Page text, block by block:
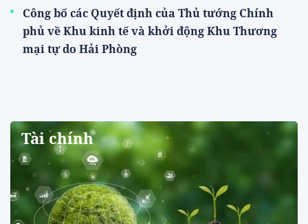
Công bố các Quyết định của Thủ tướng Chính
phủ về Khu kinh tế và khởi động Khu Thương
mại tự do Hải Phòng
Tài chính